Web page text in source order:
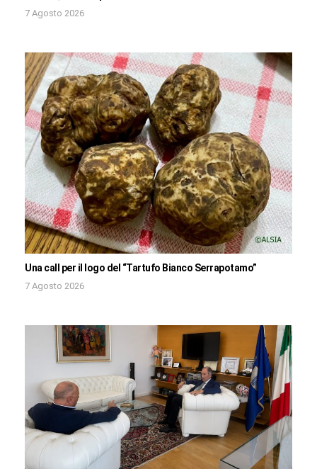
7 Agosto 2026
Una call per il logo del “Tartufo Bianco Serrapotamo”
7 Agosto 2026